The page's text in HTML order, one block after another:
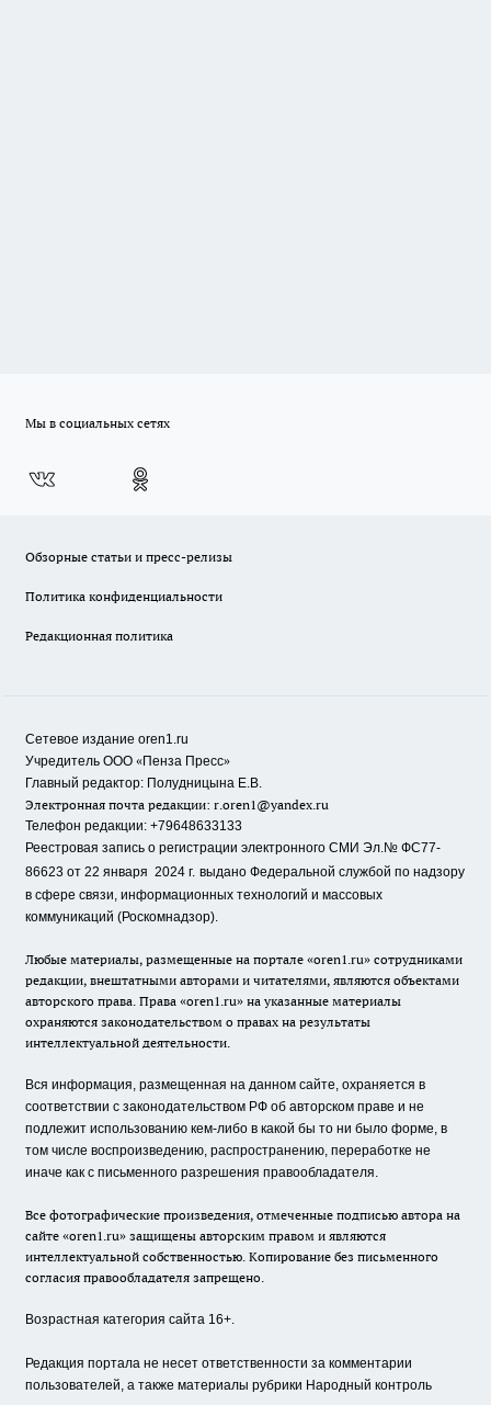
Мы в социальных сетях
Обзорные статьи и пресс-релизы
Политика конфиденциальности
Редакционная политика
Сетевое издание oren1.ru
Учредитель ООО «Пенза Пресс»
Главный редактор: Полудницына Е.В.
Электронная почта редакции: r.oren1@yandex.ru
Телефон редакции: +79648633133
Реестровая запись о регистрации электронного СМИ Эл.№ ФС77-
86623 от 22 января 2024 г. выдано Федеральной службой по надзору
в сфере связи, информационных технологий и массовых
коммуникаций (Роскомнадзор).
Любые материалы, размещенные на портале «oren1.ru» сотрудниками
редакции, внештатными авторами и читателями, являются объектами
авторского права. Права «oren1.ru» на указанные материалы
охраняются законодательством о правах на результаты
интеллектуальной деятельности.
Вся информация, размещенная на данном сайте, охраняется в
соответствии с законодательством РФ об авторском праве и не
подлежит использованию кем-либо в какой бы то ни было форме, в
том числе воспроизведению, распространению, переработке не
иначе как с письменного разрешения правообладателя.
Все фотографические произведения, отмеченные подписью автора на
сайте «oren1.ru» защищены авторским правом и являются
интеллектуальной собственностью. Копирование без письменного
согласия правообладателя запрещено.
Возрастная категория сайта 16+.
Редакция портала не несет ответственности за комментарии
пользователей, а также материалы рубрики Народный контроль